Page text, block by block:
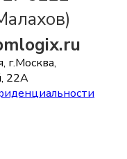
г.Москва,
22А